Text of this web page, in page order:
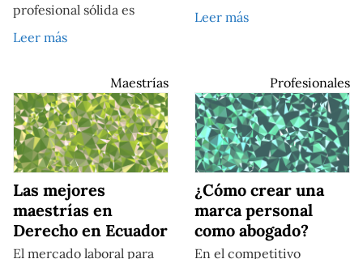
profesional sólida es
Leer más
Leer más
Maestrías
Las mejores
maestrías en
Derecho en Ecuador
El mercado laboral para
Profesionales
¿Cómo crear una
marca personal
como abogado?
En el competitivo